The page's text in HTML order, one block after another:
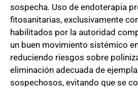
sospecha. Uso de endoterapia
fitosanitarias, exclusivamente
habilitados por la autoridad
un buen movimiento sistémico
reduciendo riesgos sobre
eliminación adecuada de
sospechosos, evitando que se